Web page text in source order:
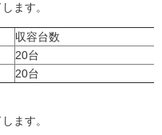
ます。
収容台数
20台
20台
ます。